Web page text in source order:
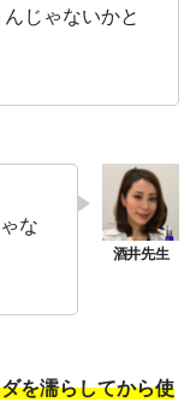
じゃないかと
な
を濡らしてから使